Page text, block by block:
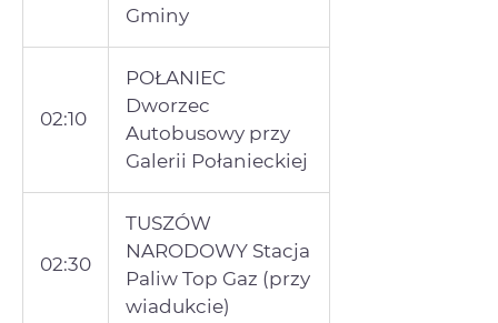
Gminy
02:10
POŁANIEC
Dworzec
Autobusowy przy
Galerii Połanieckiej
02:30
TUSZÓW
NARODOWY Stacja
Paliw Top Gaz (przy
wiadukcie)